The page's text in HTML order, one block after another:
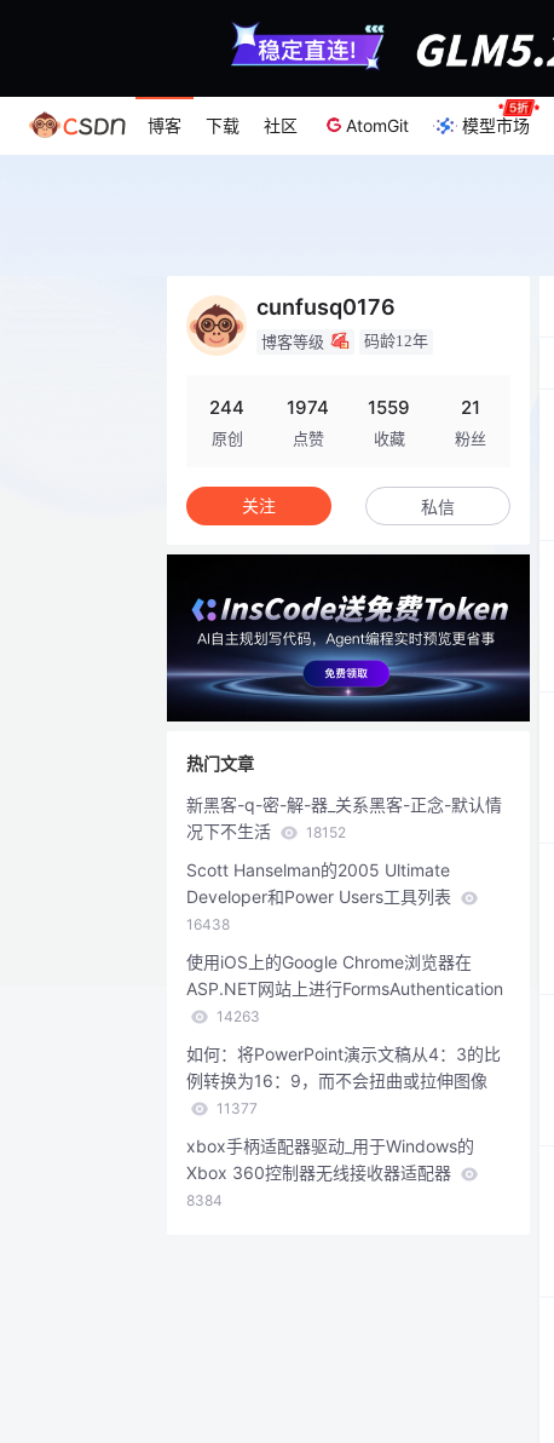
博客 下载 社区 AtomGit 模型市场
cunfusq0176
博客等级 码龄12年
244
原创
1974
点赞
1559
收藏
21
粉丝
关注 私信
热门文章
新黑客-q-密-解-器_关系黑客-正念-默认情
况下不生活
18152
Scott Hanselman的2005 Ultimate
Developer和Power Users工具列表
16438
使用iOS上的Google Chrome浏览器在
ASP.NET网站上进行FormsAuthentication
14263
如何：将PowerPoint演示文稿从4：3的比
例转换为16：9，而不会扭曲或拉伸图像
11377
xbox手柄适配器驱动_用于Windows的
Xbox 360控制器无线接收器适配器
8384